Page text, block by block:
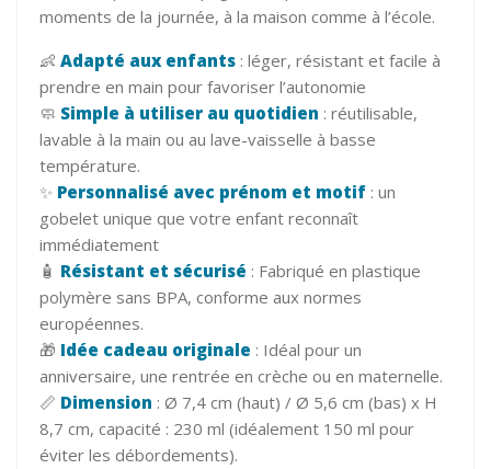
moments de la journée, à la maison comme à l’école.
👶 Adapté aux enfants : léger, résistant et facile à
prendre en main pour favoriser l’autonomie
🧼 Simple à utiliser au quotidien : réutilisable,
lavable à la main ou au lave-vaisselle à basse
température.
✨ Personnalisé avec prénom et motif : un
gobelet unique que votre enfant reconnaît
immédiatement
🧴 Résistant et sécurisé : Fabriqué en plastique
polymère sans BPA, conforme aux normes
européennes.
🎁 Idée cadeau originale : Idéal pour un
anniversaire, une rentrée en crèche ou en maternelle.
📏 Dimension : Ø 7,4 cm (haut) / Ø 5,6 cm (bas) x H
8,7 cm, capacité : 230 ml (idéalement 150 ml pour
éviter les débordements).